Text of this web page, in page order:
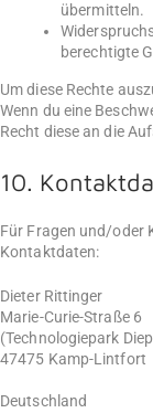
übermitteln.
berechtigte
Um diese Rechte
Wenn du eine
Recht diese an die
10.
Für Fragen und/oder
Kontaktdaten:
Dieter Rittinger
Marie-Curie-Straße 6
(Technologiepark
47475 Kamp-Lintfort
Deutschland